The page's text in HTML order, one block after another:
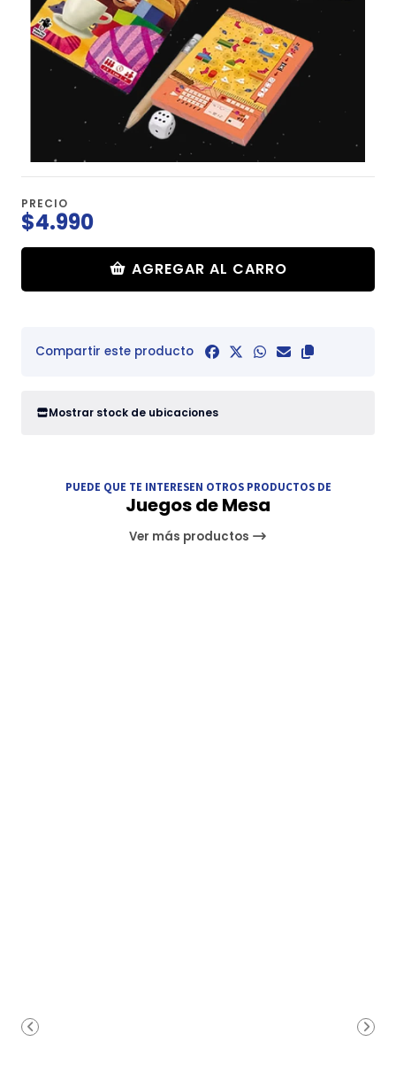
PRECIO
$4.990
AGREGAR AL CARRO
Compartir este producto
Mostrar stock de ubicaciones
PUEDE QUE TE INTERESEN OTROS PRODUCTOS DE
Juegos de Mesa
Ver más productos